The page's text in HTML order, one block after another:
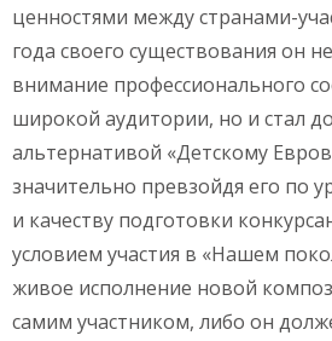
ценностями между странами-
года своего существования он
внимание профессионального
широкой аудитории, но и стал
альтернативой «Детскому
значительно превзойдя его по
и качеству подготовки
условием участия в «Нашем
живое исполнение новой
самим участником, либо он